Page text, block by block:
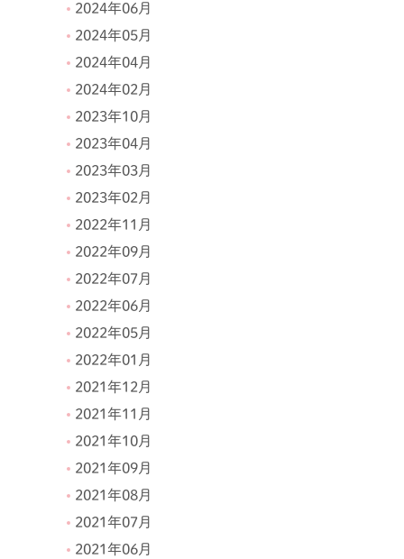
2024年06月
2024年05月
2024年04月
2024年02月
2023年10月
2023年04月
2023年03月
2023年02月
2022年11月
2022年09月
2022年07月
2022年06月
2022年05月
2022年01月
2021年12月
2021年11月
2021年10月
2021年09月
2021年08月
2021年07月
2021年06月